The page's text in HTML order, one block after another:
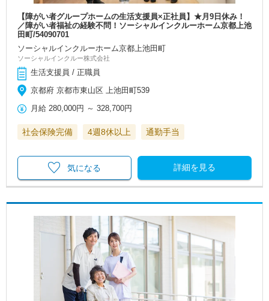
【障がい者グループホームの生活支援員×正社員】★月9日休み！
／障がい者福祉の経験不問！ソーシャルインクルーホーム京都上池
田町/54090701
ソーシャルインクルーホーム京都上池田町
ソーシャルインクルー株式会社
生活支援員 / 正職員
京都府 京都市東山区 上池田町539
月給 280,000円 ～328,700円
社会保険完備 4週8休以上 通勤手当
詳細を見る
気になる